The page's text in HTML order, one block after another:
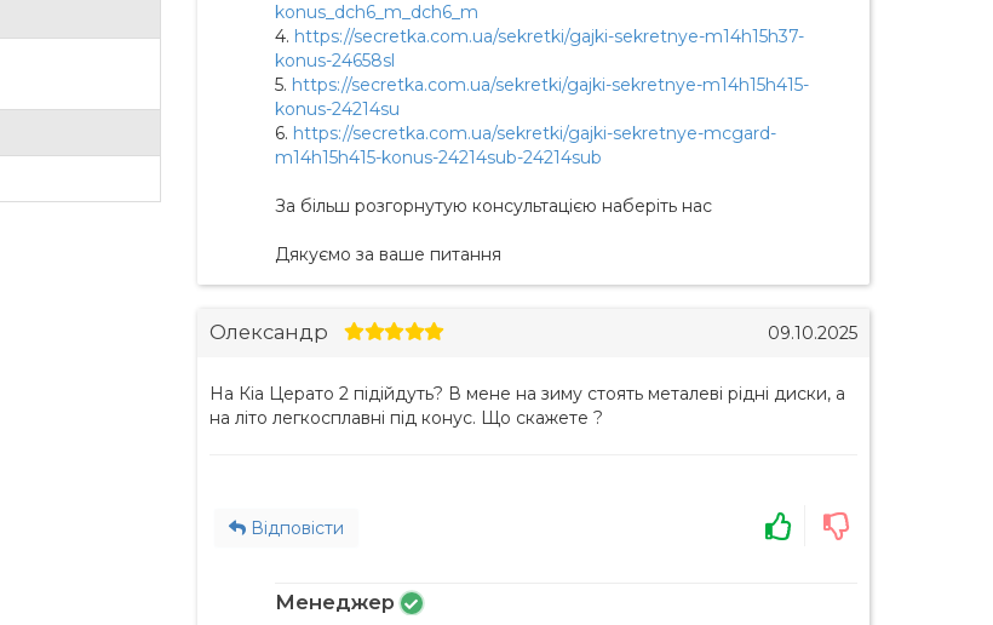
konus_dch6_m_dch6_m
4. https://secretka.com.ua/sekretki/gajki-sekretnye-m14h15h37-
konus-24658sl
5. https://secretka.com.ua/sekretki/gajki-sekretnye-m14h15h415-
konus-24214su
6. https://secretka.com.ua/sekretki/gajki-sekretnye-mcgard-
m14h15h415-konus-24214sub-24214sub
За більш розгорнутую консультацією наберіть нас
Дякуємо за ваше питання
Олександр 09.10.2025
На Кіа Церато 2 підійдуть? В мене на зиму стоять металеві рідні диски, а
на літо легкосплавні під конус. Що скажете ?
Відповісти
Менеджер